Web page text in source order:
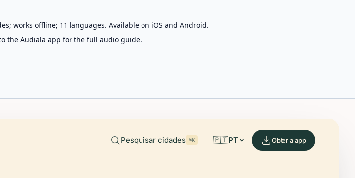
works offline; 11 languages. Available on iOS and Android.
the Audiala app for the full audio guide.
Pesquisar cidades ⌘K 🇵🇹PT Obter a app